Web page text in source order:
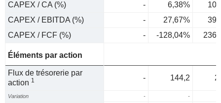
CAPEX / CA (%) - 6,38%
CAPEX / EBITDA (%)
- 27,67%
CAPEX / FCF (%)
- -128,04%
Éléments par action
Flux de trésorerie par
action 1 - 144,2
Variation - -